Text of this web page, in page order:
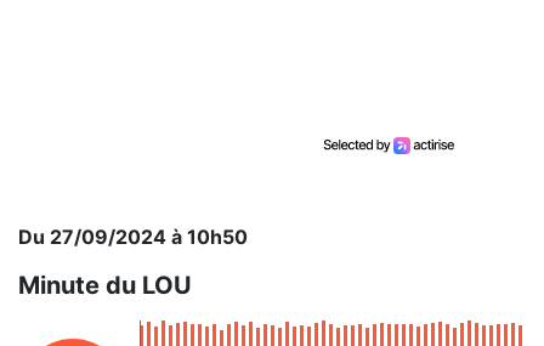
Du 27/09/2024 à 10h50
Minute du LOU